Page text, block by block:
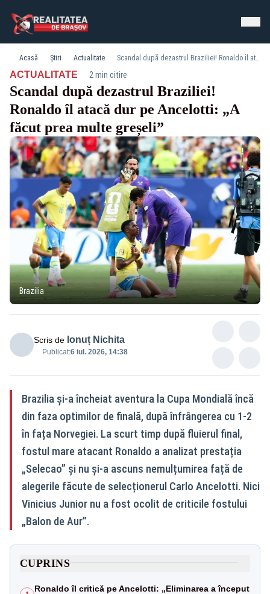
Acasă Știri Actualitate Scandal după dezastrul Braziliei! Ronaldo îl atacă dur pe Ancelotti: „A făcut prea multe greșeli”
ACTUALITATE· 2 min citire
Scandal după dezastrul Braziliei!
Ronaldo îl atacă dur pe Ancelotti: „A
făcut prea multe greșeli”
Brazilia
Scris de Ionuț Nichita
Publicat:6 iul. 2026, 14:38
Brazilia și-a încheiat aventura la Cupa Mondială încă
din faza optimilor de finală, după înfrângerea cu 1-2
în fața Norvegiei. La scurt timp după fluierul final,
fostul mare atacant Ronaldo a analizat prestația
„Selecao” și nu și-a ascuns nemulțumirea față de
alegerile făcute de selecționerul Carlo Ancelotti. Nici
Vinicius Junior nu a fost ocolit de criticile fostului
„Balon de Aur”.
CUPRINS
Ronaldo îl critică pe Ancelotti: „Eliminarea a început